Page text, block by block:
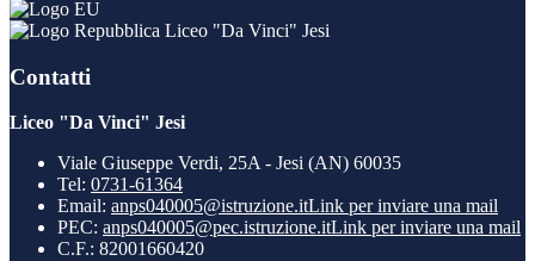
Liceo "Da Vinci" Jesi
Contatti
Liceo "Da Vinci" Jesi
Viale Giuseppe Verdi, 25A - Jesi (AN) 60035
Tel: 0731-61364
Email: anps040005@istruzione.itLink per inviare una mail
PEC: anps040005@pec.istruzione.itLink per inviare una mail
C.F.: 82001660420